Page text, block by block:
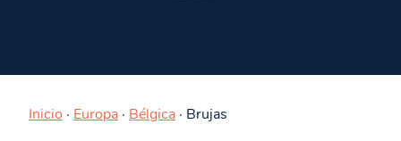
Inicio · Europa · Bélgica · Brujas